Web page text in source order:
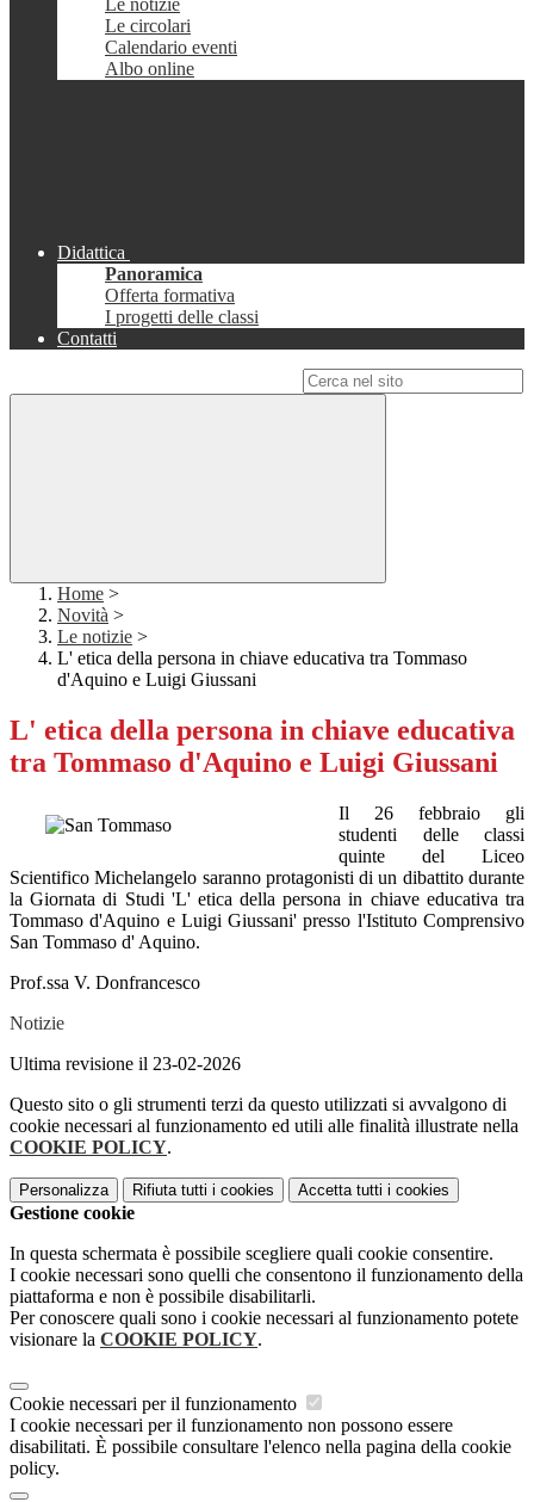
Le notizie
Le circolari
Calendario eventi
Albo online
Didattica
Panoramica
Offerta formativa
I progetti delle classi
Contatti
Home >
Novità >
Le notizie >
L' etica della persona in chiave educativa tra Tommaso
d'Aquino e Luigi Giussani
L' etica della persona in chiave educativa
tra Tommaso d'Aquino e Luigi Giussani
Il 26 febbraio gli
studenti delle classi
quinte del Liceo
Scientifico Michelangelo saranno protagonisti di un dibattito durante
la Giornata di Studi 'L' etica della persona in chiave educativa tra
Tommaso d'Aquino e Luigi Giussani' presso l'Istituto Comprensivo
San Tommaso d' Aquino.
Prof.ssa V. Donfrancesco
Notizie
Ultima revisione il 23-02-2026
Questo sito o gli strumenti terzi da questo utilizzati si avvalgono di
cookie necessari al funzionamento ed utili alle finalità illustrate nella
COOKIE POLICY.
Personalizza Rifiuta tutti i cookies Accetta tutti i cookies
Gestione cookie
In questa schermata è possibile scegliere quali cookie consentire.
I cookie necessari sono quelli che consentono il funzionamento della
piattaforma e non è possibile disabilitarli.
Per conoscere quali sono i cookie necessari al funzionamento potete
visionare la COOKIE POLICY.
Cookie necessari per il funzionamento
I cookie necessari per il funzionamento non possono essere
disabilitati. È possibile consultare l'elenco nella pagina della cookie
policy.